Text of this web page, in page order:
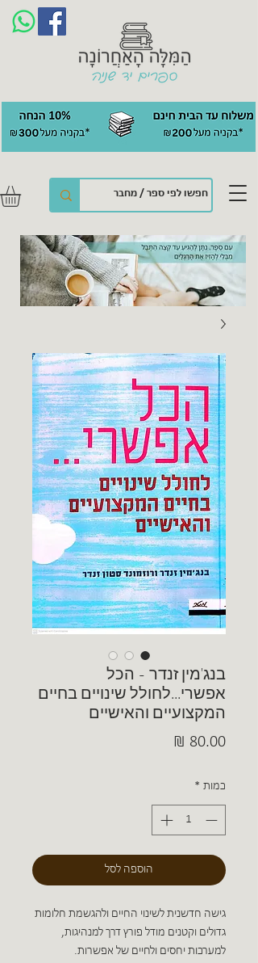
בנג'מין זנדר - הכל
אפשרי...לחולל שינויים בחיים
המקצועיים והאישיים
כמות *
הוספה לסל
גישה חדשנית לשינוי החיים ולהגשמת חלומות
גדולים וקטנים מודל פורץ דרך למנהיגות,
למערכות יחסים ולחיים של אפשרות.